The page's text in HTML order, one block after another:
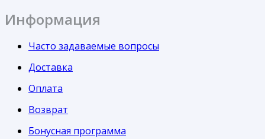
Информация
Часто задаваемые вопросы
Доставка
Оплата
Возврат
Бонусная программа